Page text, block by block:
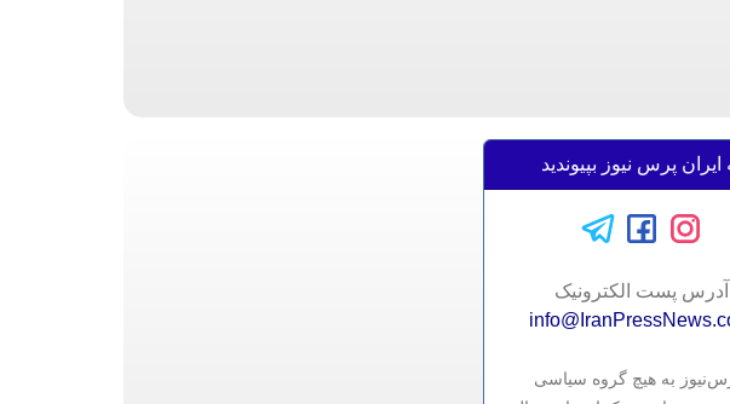
ایران پرس نیوز بپیوندید
آدرس پست الکترونيک
به هیچ گروه سیاسی